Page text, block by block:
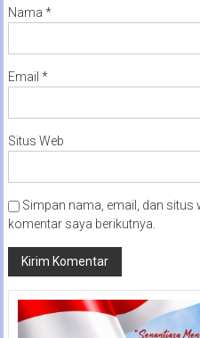
Nama *
Email *
Situs Web
Simpan nama, email, dan situs
komentar saya berikutnya.